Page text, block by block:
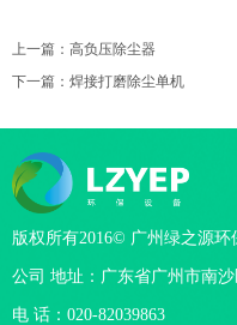
上一篇： 高负压除尘器
下一篇： 焊接打磨除尘单机
版权所有2016© 广州绿之源环
公司 地址：广东省广州市南
电 话：020-82039863